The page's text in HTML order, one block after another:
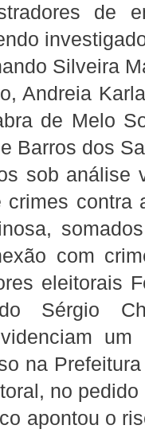
de
Silveira
Andreia
de Melo
Barros dos
sob análise
crimes contra
com
eleitorais
Sérgio
um
na
no
apontou o